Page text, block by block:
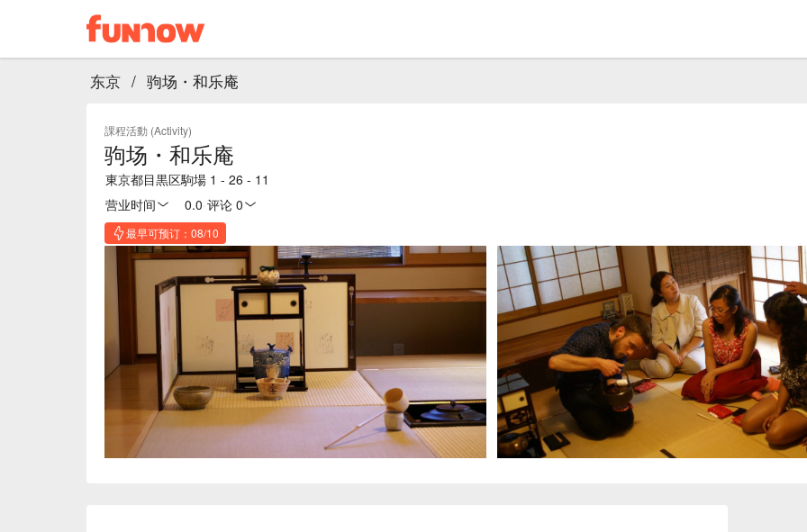
东京 / 驹场・和乐庵
課程活動 (Activity)
驹场・和乐庵
東京都目黒区駒場 1 - 26 - 11
营业时间
0.0 评论 0
最早可预订：08/10